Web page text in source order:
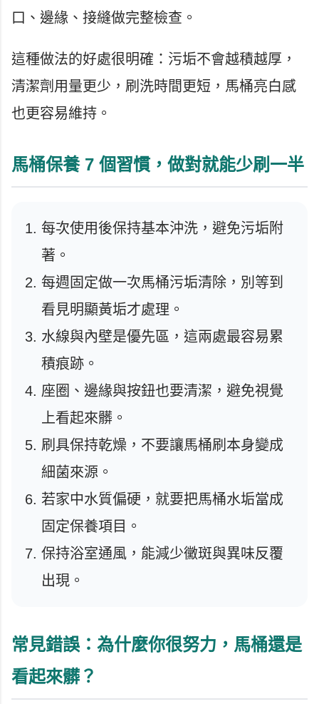
口、邊緣、接縫做完整檢查。
這種做法的好處很明確：污垢不會越積越厚，
清潔劑用量更少，刷洗時間更短，馬桶亮白感
也更容易維持。
馬桶保養 7 個習慣，做對就能少刷一半
每次使用後保持基本沖洗，避免污垢附
著。
每週固定做一次馬桶污垢清除，別等到
看見明顯黃垢才處理。
水線與內壁是優先區，這兩處最容易累
積痕跡。
座圈、邊緣與按鈕也要清潔，避免視覺
上看起來髒。
刷具保持乾燥，不要讓馬桶刷本身變成
細菌來源。
若家中水質偏硬，就要把馬桶水垢當成
固定保養項目。
保持浴室通風，能減少黴斑與異味反覆
出現。
常見錯誤：為什麼你很努力，馬桶還是
看起來髒？